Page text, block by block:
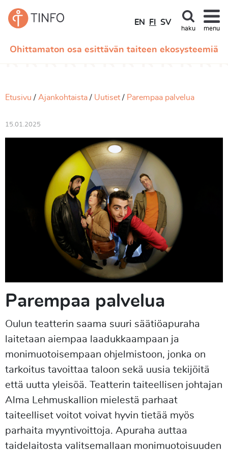
Ohittamaton osa esittävän taiteen ekosysteemiä
EN FI SV
haku menu
Etusivu Ajankohtaista Uutiset Parempaa palvelua
15.01.2025
Parempaa palvelua
Oulun teatterin saama suuri säätiöapuraha
laitetaan aiempaa laadukkaampaan ja
monimuotoisempaan ohjelmistoon, jonka on
tarkoitus tavoittaa taloon sekä uusia tekijöitä
että uutta yleisöä. Teatterin taiteellisen johtajan
Alma Lehmuskallion mielestä parhaat
taiteelliset voitot voivat hyvin tietää myös
parhaita myyntivoittoja. Apuraha auttaa
taidelaitosta valitsemallaan monimuotoisuuden